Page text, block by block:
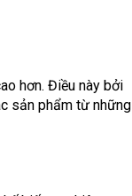
hơn. Điều này bởi
sản phẩm từ những